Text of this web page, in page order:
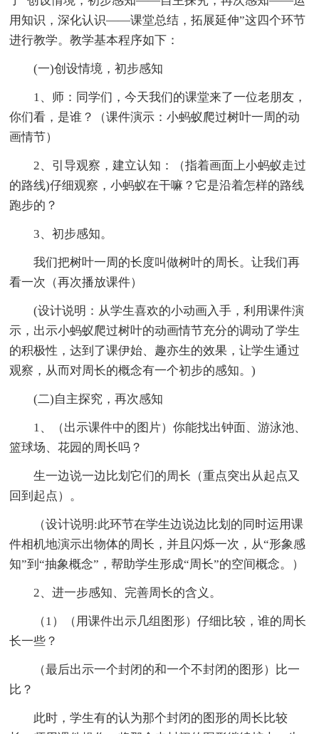
用知识，深化认识——课堂总结，拓展延伸”这四个环节
进行教学。教学基本程序如下：
(一)创设情境，初步感知
1、师：同学们，今天我们的课堂来了一位老朋友，
你们看，是谁？（课件演示：小蚂蚁爬过树叶一周的动
画情节）
2、引导观察，建立认知：（指着画面上小蚂蚁走过
的路线)仔细观察，小蚂蚁在干嘛？它是沿着怎样的路线
跑步的？
3、初步感知。
我们把树叶一周的长度叫做树叶的周长。让我们再
看一次（再次播放课件）
(设计说明：从学生喜欢的小动画入手，利用课件演
示，出示小蚂蚁爬过树叶的动画情节充分的调动了学生
的积极性，达到了课伊始、趣亦生的效果，让学生通过
观察，从而对周长的概念有一个初步的感知。)
(二)自主探究，再次感知
1、（出示课件中的图片）你能找出钟面、游泳池、
篮球场、花园的周长吗？
生一边说一边比划它们的周长（重点突出从起点又
回到起点）。
（设计说明:此环节在学生边说边比划的同时运用课
件相机地演示出物体的周长，并且闪烁一次，从“形象感
知”到“抽象概念”，帮助学生形成“周长”的空间概念。）
2、进一步感知、完善周长的含义。
（1）（用课件出示几组图形）仔细比较，谁的周长
长一些？
（最后出示一个封闭的和一个不封闭的图形）比一
比？
此时，学生有的认为那个封闭的图形的周长比较